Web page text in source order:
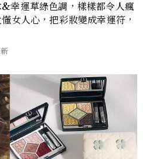
幸運草綠色調，樣樣都令人瘋
女人心，把彩妝變成幸運符，